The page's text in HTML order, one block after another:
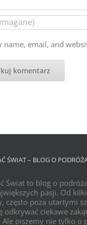
name, email, and
ŚWIAT – BLOG O
Świat to blog o
pasji. Od
często poza utartymi
odkrywać ciekawe
Ale piszemy nie tylko o